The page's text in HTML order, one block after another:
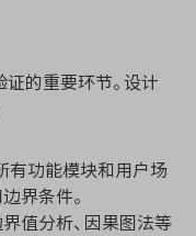
的重要环节。设计
有功能模块和用户场
界条件。
值分析、因果图法等